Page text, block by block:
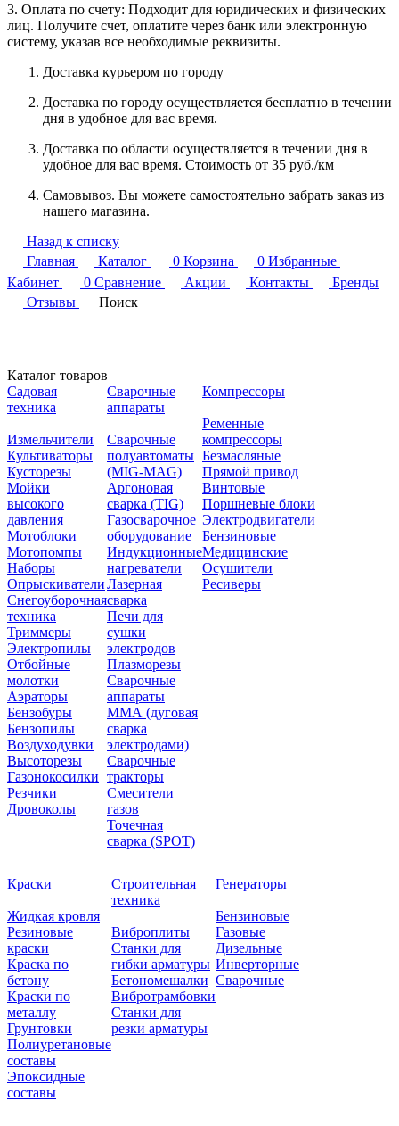
3. Оплата по счету: Подходит для юридических и физических
лиц. Получите счет, оплатите через банк или электронную
систему, указав все необходимые реквизиты.
Доставка курьером по городу
Доставка по городу осуществляется бесплатно в течении
дня в удобное для вас время.
Доставка по области осуществляется в течении дня в
удобное для вас время. Стоимость от 35 руб./км
Самовывоз. Вы можете самостоятельно забрать заказ из
нашего магазина.
Назад к списку
Главная
Каталог 0 Корзина 0 Избранные
Кабинет
0 Сравнение Акции Контакты
Бренды
Отзывы
Поиск
Каталог товаров
Садовая
техника
Измельчители
Культиваторы
Кусторезы
Мойки
высокого
давления
Мотоблоки
Мотопомпы
Наборы
Опрыскиватели
Снегоуборочная
техника
Триммеры
Электропилы
Отбойные
молотки
Аэраторы
Бензобуры
Бензопилы
Воздуходувки
Высоторезы
Газонокосилки
Резчики
Дровоколы
Сварочные
аппараты
Сварочные
полуавтоматы
(MIG-MAG)
Аргоновая
сварка (TIG)
Газосварочное
оборудование
Индукционные
нагреватели
Лазерная
сварка
Печи для
сушки
электродов
Плазморезы
Сварочные
аппараты
ММА (дуговая
сварка
электродами)
Сварочные
тракторы
Смесители
газов
Точечная
сварка (SPOT)
Компрессоры
Ременные
компрессоры
Безмасляные
Прямой привод
Винтовые
Поршневые блоки
Электродвигатели
Бензиновые
Медицинские
Осушители
Ресиверы
Краски
Жидкая кровля
Резиновые
краски
Краска по
бетону
Краски по
металлу
Грунтовки
Полиуретановые
составы
Эпоксидные
составы
Строительная
техника
Виброплиты
Станки для
гибки арматуры
Бетономешалки
Вибротрамбовки
Станки для
резки арматуры
Генераторы
Бензиновые
Газовые
Дизельные
Инверторные
Сварочные